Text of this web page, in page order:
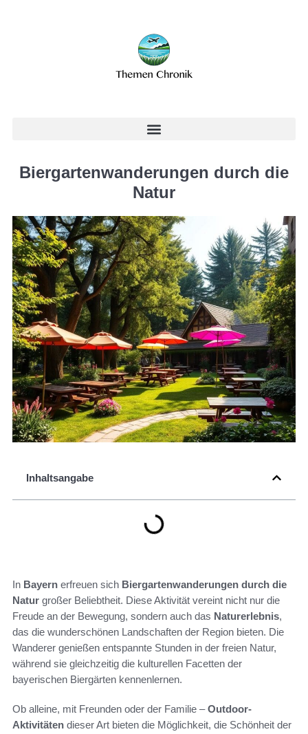
Biergartenwanderungen durch die
Natur
Inhaltsangabe
In Bayern erfreuen sich Biergartenwanderungen durch die
Natur großer Beliebtheit. Diese Aktivität vereint nicht nur die
Freude an der Bewegung, sondern auch das Naturerlebnis,
das die wunderschönen Landschaften der Region bieten. Die
Wanderer genießen entspannte Stunden in der freien Natur,
während sie gleichzeitig die kulturellen Facetten der
bayerischen Biergärten kennenlernen.
Ob alleine, mit Freunden oder der Familie –Outdoor-
Aktivitäten dieser Art bieten die Möglichkeit, die Schönheit der